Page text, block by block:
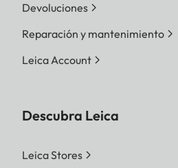
Devoluciones
Reparación y mantenimiento
Leica Account
Descubra Leica
Leica Stores